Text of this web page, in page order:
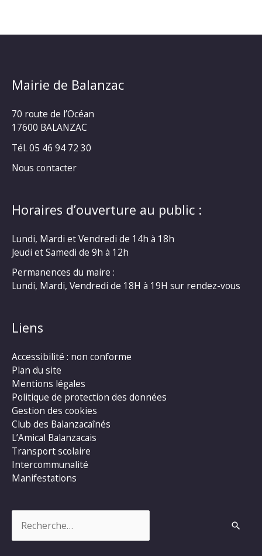
Mairie de Balanzac
70 route de l’Océan
17600 BALANZAC
Tél. 05 46 94 72 30
Nous contacter
Horaires d’ouverture au public :
Lundi, Mardi et Vendredi de 14h à 18h
Jeudi et Samedi de 9h à 12h
Permanences du maire :
Lundi, Mardi, Vendredi de 18H à 19H sur rendez-vous
Liens
Accessibilité : non conforme
Plan du site
Mentions légales
Politique de protection des données
Gestion des cookies
Club des Balanzacaînés
L’Amical Balanzacais
Transport scolaire
Intercommunalité
Manifestations